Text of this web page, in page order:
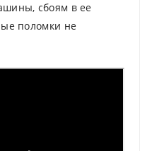
сбоям в ее
поломки не